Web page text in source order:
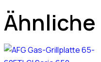
Ähnliche